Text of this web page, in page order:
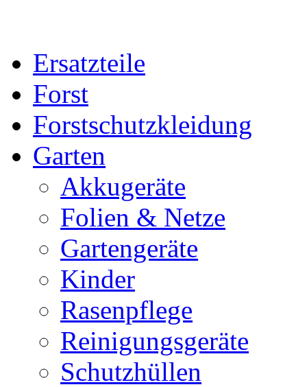
Ersatzteile
Forst
Forstschutzkleidung
Garten
Akkugeräte
Folien & Netze
Gartengeräte
Kinder
Rasenpflege
Reinigungsgeräte
Schutzhüllen